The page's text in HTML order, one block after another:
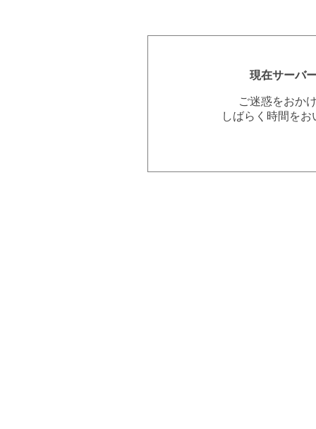
現在サーバ
ご迷惑をおか
しばらく時間を